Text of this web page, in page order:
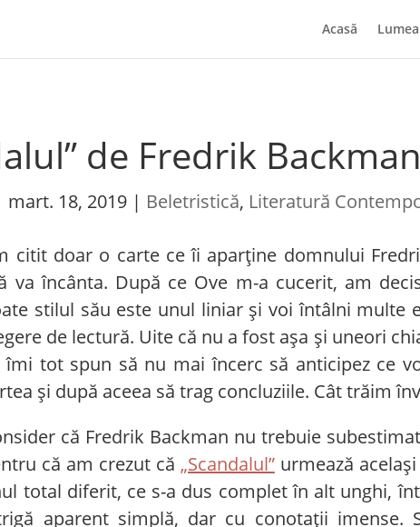
Acasă
de Fredrik Backman
mart. 18, 2019 | Beletristică, Literatură
citit doar o carte ce îi aparține domnului
va încânta. După ce Ove m-a cucerit, am
stilul său este unul liniar și voi întâlni multe
de lectură. Uite că nu a fost așa și uneori
îmi tot spun să nu mai încerc să anticipez ce
și după aceea să trag concluziile. Cât trăim
că Fredrik Backman nu trebuie
că am crezut că „Scandalul”urmează
total diferit, ce s-a dus complet în alt unghi,
aparent simplă, dar cu conotații imense.